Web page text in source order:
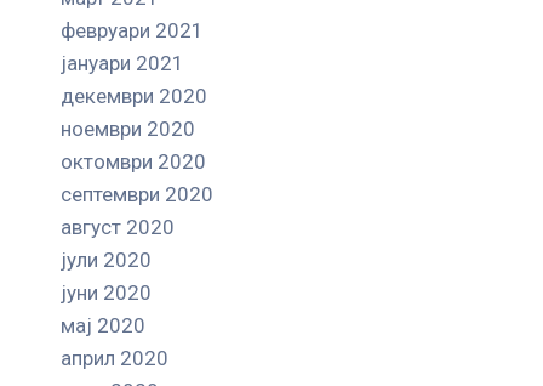
февруари 2021
јануари 2021
декември 2020
ноември 2020
октомври 2020
септември 2020
август 2020
јули 2020
јуни 2020
мај 2020
април 2020